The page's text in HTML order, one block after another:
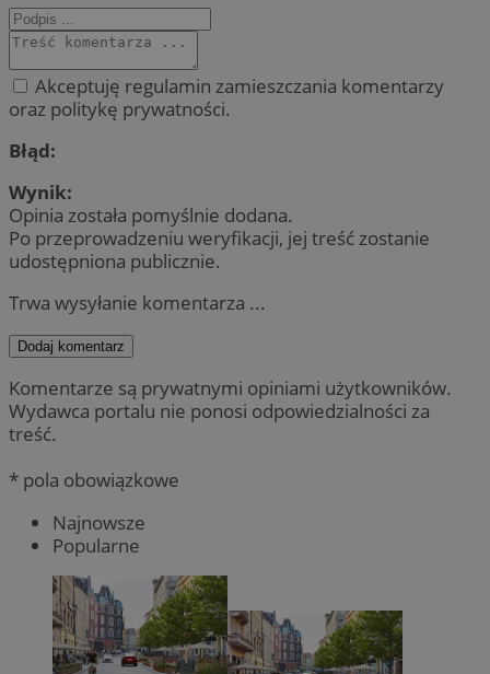
Akceptuję regulamin zamieszczania komentarzy
oraz politykę prywatności.
Błąd:
Wynik:
Opinia została pomyślnie dodana.
Po przeprowadzeniu weryfikacji, jej treść zostanie
udostępniona publicznie.
Trwa wysyłanie komentarza ...
Dodaj komentarz
Komentarze są prywatnymi opiniami użytkowników.
Wydawca portalu nie ponosi odpowiedzialności za
treść.
* pola obowiązkowe
Najnowsze
Popularne